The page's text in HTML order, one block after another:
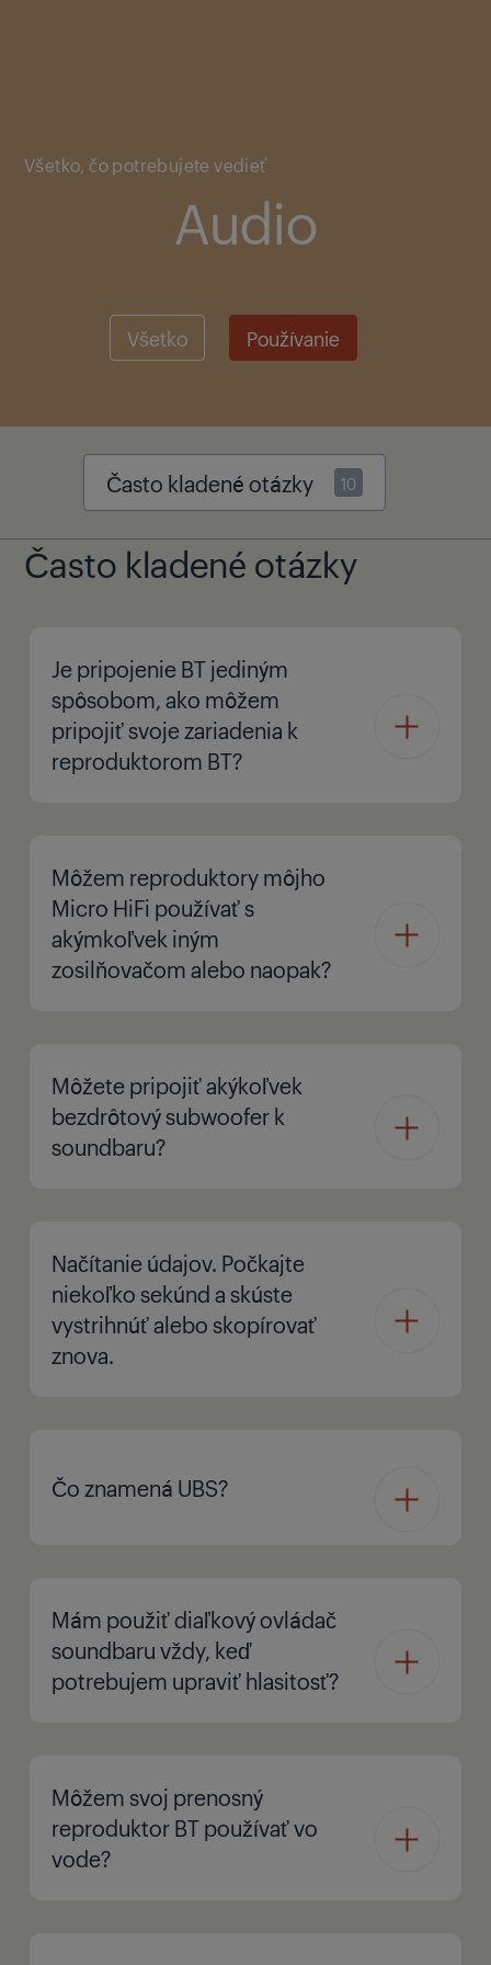
Všetko, čo potrebujete vedieť
Audio
Všetko Používanie
Často kladené otázky 10
Často kladené otázky
Je pripojenie BT jediným
spôsobom, ako môžem
pripojiť svoje zariadenia k
reproduktorom BT?
Môžem reproduktory môjho
Micro HiFi používať s
akýmkoľvek iným
zosilňovačom alebo naopak?
Môžete pripojiť akýkoľvek
bezdrôtový subwoofer k
soundbaru?
Načítanie údajov. Počkajte
niekoľko sekúnd a skúste
vystrihnúť alebo skopírovať
znova.
Čo znamená UBS?
Mám použiť diaľkový ovládač
soundbaru vždy, keď
potrebujem upraviť hlasitosť?
Môžem svoj prenosný
reproduktor BT používať vo
vode?